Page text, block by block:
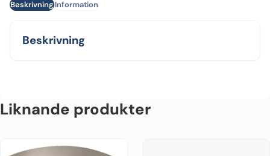
0,45g
art
BeskrivningInformation
Beskrivning
Liknande produkter